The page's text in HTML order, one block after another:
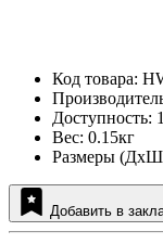
Код товара:
Доступность:
Вес: 0.15кг
Размеры
Добавить в